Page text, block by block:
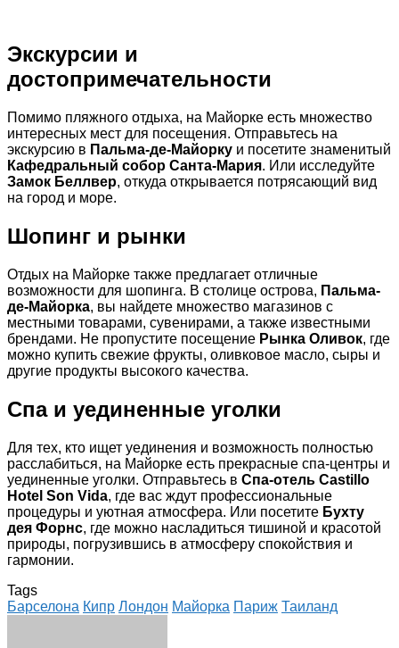
Экскурсии и
достопримечательности
Помимо пляжного отдыха, на Майорке есть множество
интересных мест для посещения. Отправьтесь на
экскурсию в Пальма-де-Майорку и посетите знаменитый
Кафедральный собор Санта-Мария. Или исследуйте
Замок Беллвер, откуда открывается потрясающий вид
на город и море.
Шопинг и рынки
Отдых на Майорке также предлагает отличные
возможности для шопинга. В столице острова, Пальма-
де-Майорка, вы найдете множество магазинов с
местными товарами, сувенирами, а также известными
брендами. Не пропустите посещение Рынка Оливок, где
можно купить свежие фрукты, оливковое масло, сыры и
другие продукты высокого качества.
Спа и уединенные уголки
Для тех, кто ищет уединения и возможность полностью
расслабиться, на Майорке есть прекрасные спа-центры и
уединенные уголки. Отправьтесь в Спа-отель Castillo
Hotel Son Vida, где вас ждут профессиональные
процедуры и уютная атмосфера. Или посетите Бухту
дея Форнс, где можно насладиться тишиной и красотой
природы, погрузившись в атмосферу спокойствия и
гармонии.
Tags
Барселона Кипр Лондон Майорка Париж Таиланд